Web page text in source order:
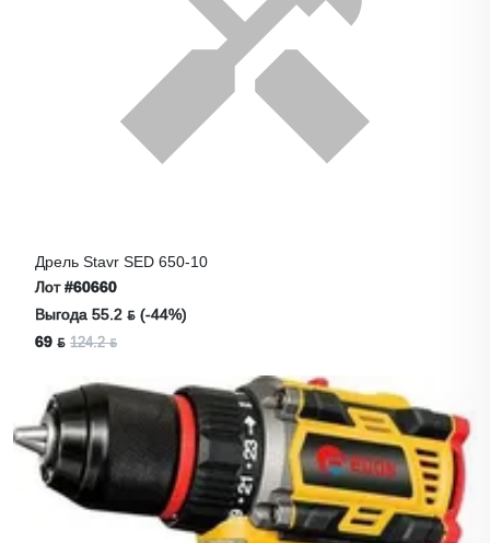
Дрель Stavr SED 650-10
Лот#60660
Выгода 55.2 ƃ (-44%)
69 ƃ 124.2 ƃ